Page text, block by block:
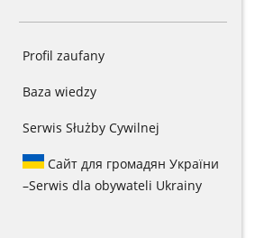
Profil zaufany
Baza wiedzy
Serwis Służby Cywilnej
Сайт для громадян України
–Serwis dla obywateli Ukrainy